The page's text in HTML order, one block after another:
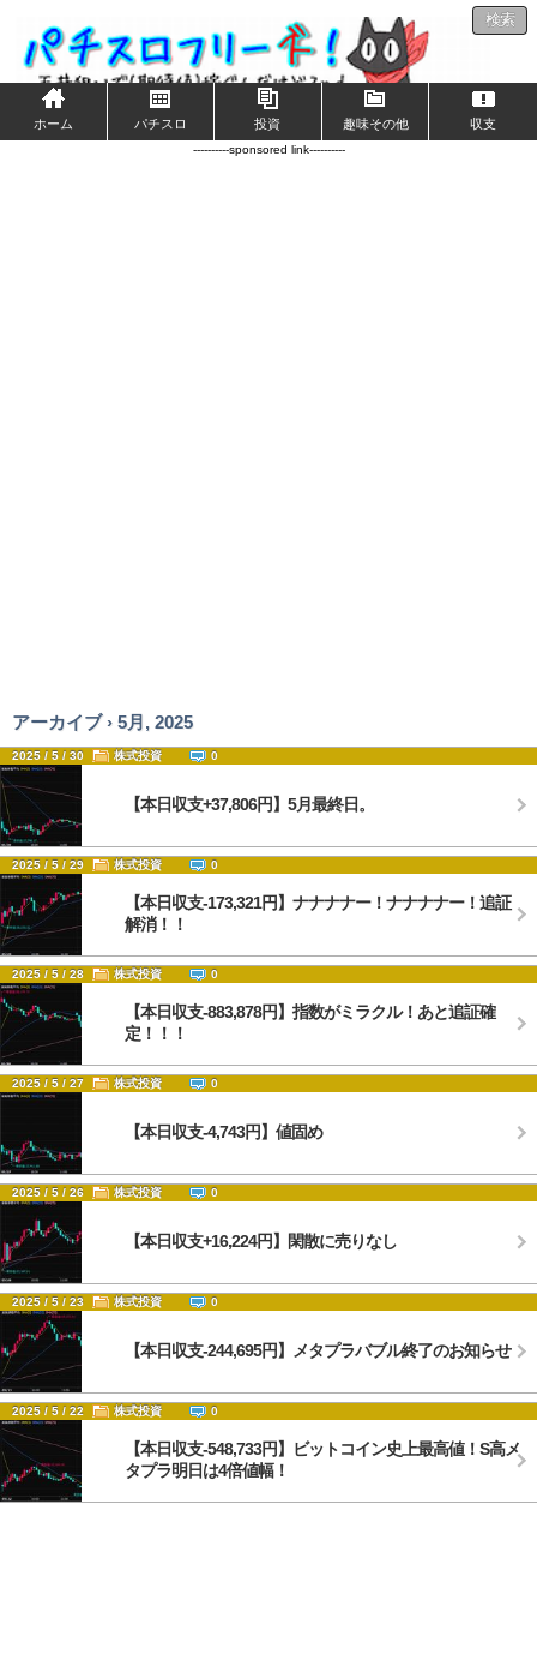
検索
ホーム パチスロ 投資 趣味その他 収支
----------sponsored link----------
アーカイブ › 5月, 2025
2025 / 5 / 30 株式投資 0
【本日収支+37,806円】5月最終日。
2025 / 5 / 29 株式投資 0
【本日収支-173,321円】ナナナナー！ナナナナー！追証
解消！！
2025 / 5 / 28 株式投資 0
【本日収支-883,878円】指数がミラクル！あと追証確
定！！！
2025 / 5 / 27 株式投資 0
【本日収支-4,743円】値固め
2025 / 5 / 26 株式投資 0
【本日収支+16,224円】閑散に売りなし
2025 / 5 / 23 株式投資 0
【本日収支-244,695円】メタプラバブル終了のお知らせ
2025 / 5 / 22 株式投資 0
【本日収支-548,733円】ビットコイン史上最高値！S高メ
タプラ明日は4倍値幅！